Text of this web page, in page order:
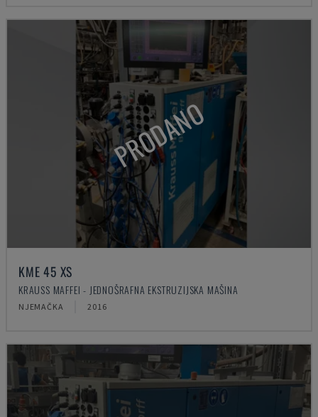
PRODANO
KME 45 XS
KRAUSS MAFFEI - JEDNOŠRAFNA EKSTRUZIJSKA MAŠINA
NJEMAČKA 2016